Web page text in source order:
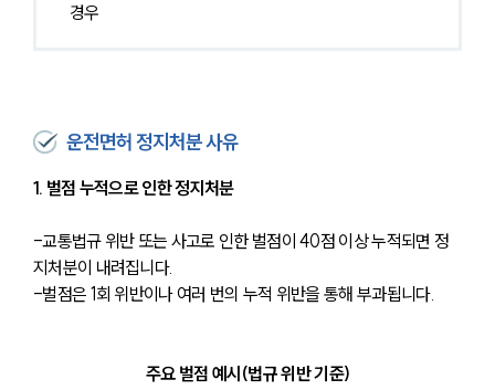
경우
운전면허 정지처분 사유
1. 벌점 누적으로 인한 정지처분
-교통법규 위반 또는 사고로 인한 벌점이 40점 이상 누적되면 정
지처분이 내려집니다.
-벌점은 1회 위반이나 여러 번의 누적 위반을 통해 부과됩니다.
주요 벌점 예시(법규 위반 기준)